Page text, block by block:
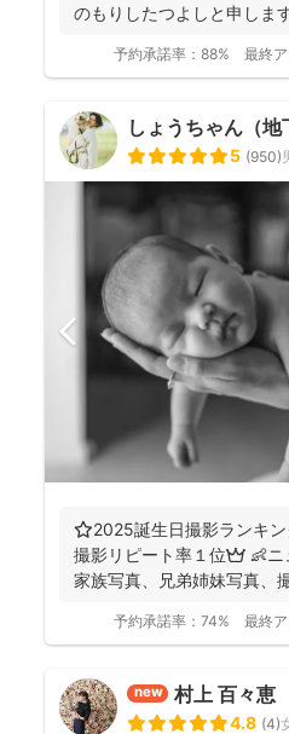
のもりしたつよしと申しま
予約承諾率： 88% 最終ア
しょうちゃん（
5 (950)
⭐️2025誕生日撮影ランキ
撮影リピート率１位👑 👶
家族写真、兄弟姉妹写真、
予約承諾率： 74% 最終ア
new 村上 百々恵
4.8 (4)